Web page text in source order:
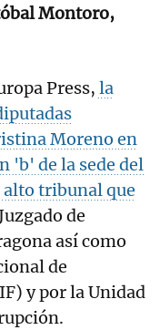
Montoro,
Press, la
Moreno en
'b' de la sede del
alto tribunal que
de
así como
de
y por la Unidad